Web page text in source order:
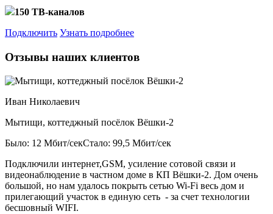
150 ТВ-каналов
Подключить Узнать подробнее
Отзывы наших клиентов
Иван Николаевич
Мытищи, коттеджный посёлок Вёшки-2
Было: 12 Мбит/секСтало: 99,5 Мбит/сек
Подключили интернет,GSM, усиление сотовой связи и
видеонаблюдение в частном доме в КП Вёшки-2. Дом очень
большой, но нам удалось покрыть сетью Wi-Fi весь дом и
прилегающий участок в единую сеть - за счет технологии
бесшовный WIFI.